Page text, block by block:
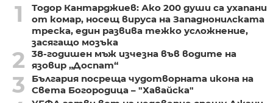
1
Тодор Кантарджиев: Ако 200 души са ухапани
от комар, носещ вируса на Западнонилската
треска, един развива тежко усложнение,
засягащо мозъка
2
38-годишен мъж изчезна във водите на
язовир „Доспат“
3
България посреща чудотворната икона на
Света Богородица – "Хавайска"